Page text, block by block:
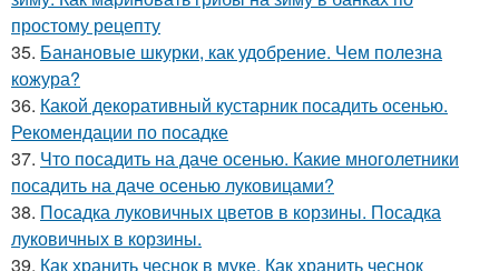
простому рецепту
35. Банановые шкурки, как удобрение. Чем полезна
кожура?
36. Какой декоративный кустарник посадить осенью.
Рекомендации по посадке
37. Что посадить на даче осенью. Какие многолетники
посадить на даче осенью луковицами?
38. Посадка луковичных цветов в корзины. Посадка
луковичных в корзины.
39. Как хранить чеснок в муке. Как хранить чеснок